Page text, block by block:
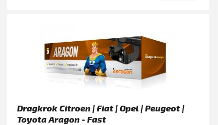
Dragkrok Citroen | Fiat | Opel | Peugeot |
Toyota Aragon - Fast